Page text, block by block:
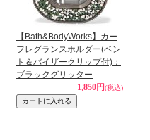
【Bath&BodyWorks】カー
フレグランスホルダー(ベン
ト＆バイザークリップ付)：
ブラックグリッター
1,850円(税込)